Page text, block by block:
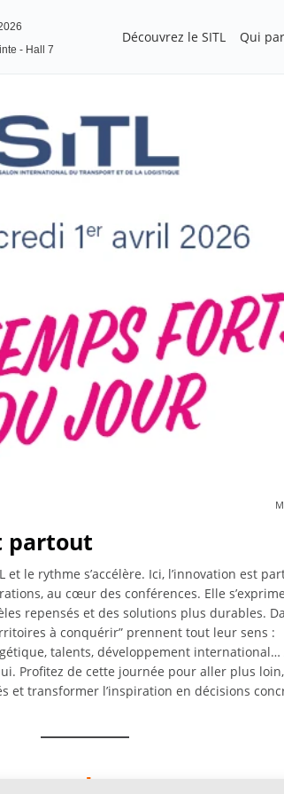
- Hall 7
Découvrez le SITL Qui
partout
et le rythme s’accélère. Ici, l’innovation est
au cœur des conférences. Elle
repensés et des solutions plus durables.
à conquérir” prennent tout leur sens :
talents, développement international…
Profitez de cette journée pour aller plus loin,
et transformer l’inspiration en décisions